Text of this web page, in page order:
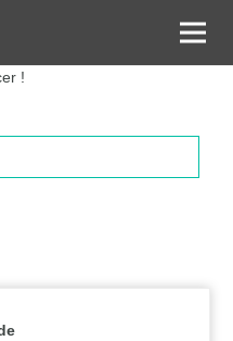
médicaments, leurs prix et
ordonnance, sans vous
!